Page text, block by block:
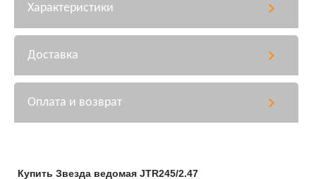
Характеристики
Доставка
Оплата и возврат
Купить Звезда ведомая JTR245/2.47